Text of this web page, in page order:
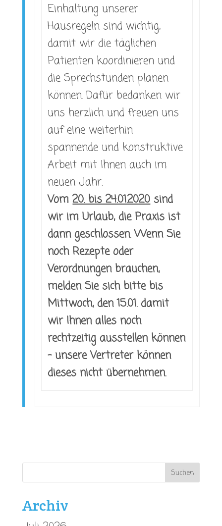
Einhaltung unserer
Hausregeln sind wichtig,
damit wir die täglichen
Patienten koordinieren und
die Sprechstunden planen
können. Dafür bedanken wir
uns herzlich und freuen uns
auf eine weiterhin
spannende und konstruktive
Arbeit mit Ihnen auch im
neuen Jahr.
Vom20. bis 24.01.2020sind
wir im Urlaub, die Praxis ist
dann geschlossen. Wenn Sie
noch Rezepte oder
Verordnungen brauchen,
melden Sie sich bitte bis
Mittwoch, den 15.01. damit
wir Ihnen alles noch
rechtzeitig ausstellen können
– unsere Vertreter können
dieses nicht übernehmen.
Archiv